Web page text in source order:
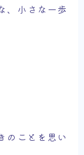
、小さな一歩
のことを思い